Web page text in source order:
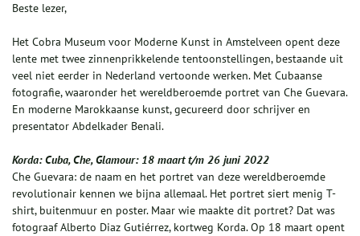
Beste lezer,
Het Cobra Museum voor Moderne Kunst in Amstelveen opent deze
lente met twee zinnenprikkelende tentoonstellingen, bestaande uit
veel niet eerder in Nederland vertoonde werken. Met Cubaanse
fotografie, waaronder het wereldberoemde portret van Che Guevara.
En moderne Marokkaanse kunst, gecureerd door schrijver en
presentator Abdelkader Benali.
Korda: Cuba, Che, Glamour: 18 maart t/m 26 juni 2022
Che Guevara: de naam en het portret van deze wereldberoemde
revolutionair kennen we bijna allemaal. Het portret siert menig T-
shirt, buitenmuur en poster. Maar wie maakte dit portret? Dat was
fotograaf Alberto Diaz Gutiérrez, kortweg Korda. Op 18 maart opent